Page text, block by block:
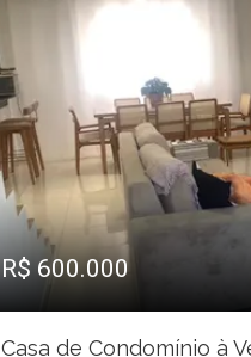
R$ 600.000
Casa de Condomínio à